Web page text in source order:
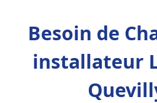
Besoin de
installateur